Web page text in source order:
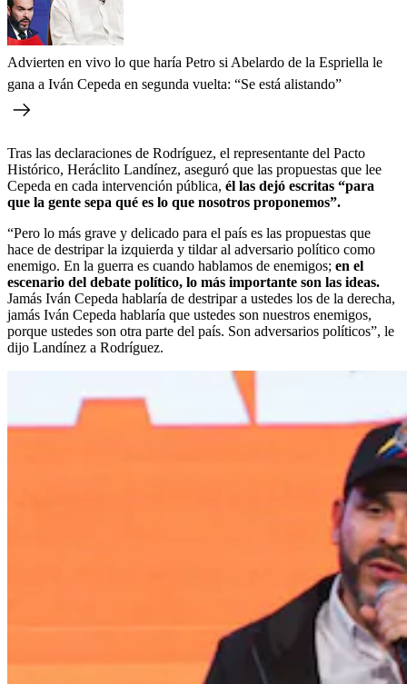
Advierten en vivo lo que haría Petro si Abelardo de la Espriella le
gana a Iván Cepeda en segunda vuelta: “Se está alistando”
Tras las declaraciones de Rodríguez, el representante del Pacto
Histórico, Heráclito Landínez, aseguró que las propuestas que lee
Cepeda en cada intervención pública, él las dejó escritas “para
que la gente sepa qué es lo que nosotros proponemos”.
“Pero lo más grave y delicado para el país es las propuestas que
hace de destripar la izquierda y tildar al adversario político como
enemigo. En la guerra es cuando hablamos de enemigos; en el
escenario del debate político, lo más importante son las ideas.
Jamás Iván Cepeda hablaría de destripar a ustedes los de la derecha,
jamás Iván Cepeda hablaría que ustedes son nuestros enemigos,
porque ustedes son otra parte del país. Son adversarios políticos”, le
dijo Landínez a Rodríguez.